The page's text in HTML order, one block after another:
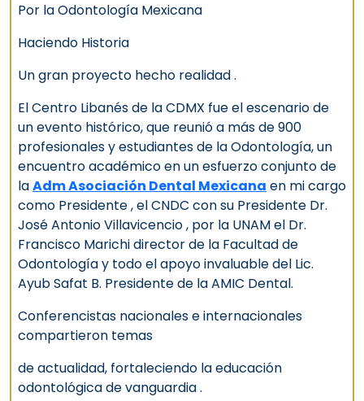
Por la Odontología Mexicana
Haciendo Historia
Un gran proyecto hecho realidad .
El Centro Libanés de la CDMX fue el escenario de
un evento histórico, que reunió a más de 900
profesionales y estudiantes de la Odontología, un
encuentro académico en un esfuerzo conjunto de
laAdm Asociación Dental Mexicana en mi cargo
como Presidente , el CNDC con su Presidente Dr.
José Antonio Villavicencio , por la UNAM el Dr.
Francisco Marichi director de la Facultad de
Odontología y todo el apoyo invaluable del Lic.
Ayub Safat B. Presidente de la AMIC Dental.
Conferencistas nacionales e internacionales
compartieron temas
de actualidad, fortaleciendo la educación
odontológica de vanguardia .